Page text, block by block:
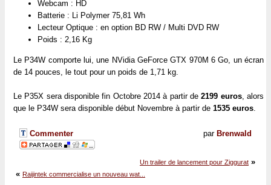
Webcam : HD
Batterie : Li Polymer 75,81 Wh
Lecteur Optique : en option BD RW / Multi DVD RW
Poids : 2,16 Kg
Le P34W comporte lui, une NVidia GeForce GTX 970M 6 Go, un écran
de 14 pouces, le tout pour un poids de 1,71 kg.
Le P35X sera disponible fin Octobre 2014 à partir de2199 euros, alors
que le P34W sera disponible début Novembre à partir de 1535 euros
par Brenwald
Commenter
Un trailer de lancement pour Ziggurat »
« Raijintek commercialise un nouveau wat...